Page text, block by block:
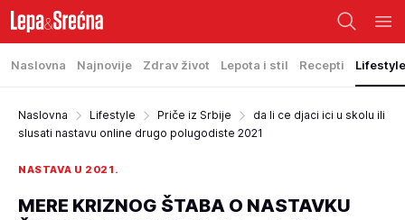
Naslovna Najnovije Zdrav život Lepota i stil Recepti Lifestyle
Naslovna Lifestyle Priče iz Srbije
da li ce djaci ici u skolu ili
slusati nastavu online drugo polugodiste 2021
NASTAVA U 2021.
MERE KRIZNOG ŠTABA O NASTAVKU